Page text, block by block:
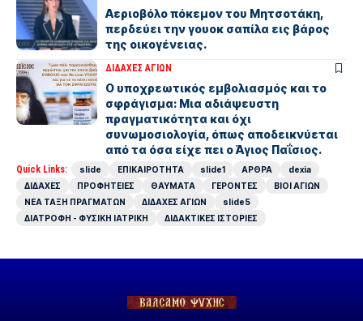
Αεριοβόλο πόκεμον του Μητσοτάκη,
περδεύει την γουοκ σαπίλα εις βάρος
της οικογένειας.
ΔΙΔΑΧΕΣ ΑΓΙΩΝ
Ο υποχρεωτικός εμβολιασμός και το
σφράγισμα: Μια αδιάψευστη
πραγματικότητα και όχι
συνωμοσιολογία, όπως αποδεικνύεται
από τα όσα είχε πει ο Άγιος Παΐσιος.
Quick Links: slide ΕΠΙΚΑΙΡΟΤΗΤΑ slide1 ΑΡΘΡΑ
dexia
ΔΙΔΑΧΕΣ
ΠΡΟΦΗΤΕΙΕΣ ΘΑΥΜΑΤΑ ΓΕΡΟΝΤΕΣ
ΒΙΟΙ ΑΓΙΩΝ
ΝΕΑ ΤΑΞΗ ΠΡΑΓΜΑΤΩΝ
ΔΙΔΑΧΕΣ ΑΓΙΩΝ
slide5
ΔΙΑΤΡΟΦΗ - ΦΥΣΙΚΗ ΙΑΤΡΙΚΗ
ΔΙΔΑΚΤΙΚΕΣ ΙΣΤΟΡΙΕΣ